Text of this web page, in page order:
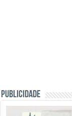
PUBLICIDADE